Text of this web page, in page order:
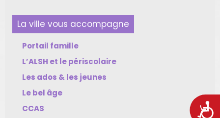
La ville vous accompagne
Portail famille
L’ALSH et le périscolaire
Les ados & les jeunes
Le bel âge
CCAS